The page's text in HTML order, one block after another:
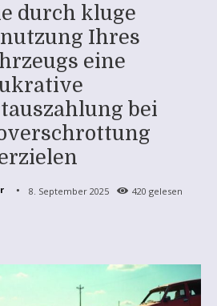
durch kluge
Ihres
eine
bei
8. September 2025 420 gelesen